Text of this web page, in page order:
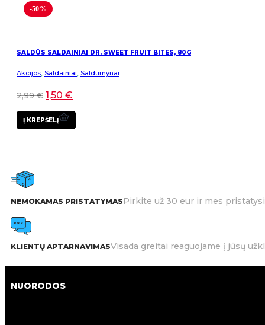
-50%
SALDŪS SALDAINIAI DR. SWEET FRUIT BITES, 80G
Akcijos Saldainiai Saldumynai
2,99€ 1,50 €
Į KREPŠELĮ
NEMOKAMAS PRISTATYMASPirkite už 30 eur ir mes
KLIENTŲ APTARNAVIMASVisada greitai reaguojame į jūsų
NUORODOS